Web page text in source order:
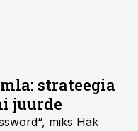
strateegia
juurde
miks Häk